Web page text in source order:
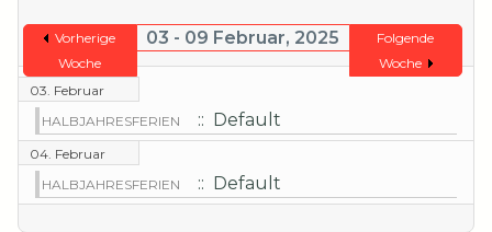
Vorherige
Woche
03 - 09 Februar, 2025
Folgende
Woche
03. Februar
HALBJAHRESFERIEN
:: Default
04. Februar
HALBJAHRESFERIEN
:: Default